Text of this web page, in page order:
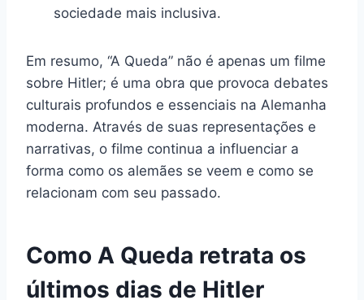
sociedade mais inclusiva.
Em resumo, “A Queda” não é apenas um filme
sobre Hitler; é uma obra que provoca debates
culturais profundos e essenciais na Alemanha
moderna. Através de suas representações e
narrativas, o filme continua a influenciar a
forma como os alemães se veem e como se
relacionam com seu passado.
Como A Queda retrata os
últimos dias de Hitler